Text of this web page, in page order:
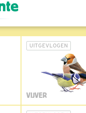
UITGEVLOGEN
VIJVER